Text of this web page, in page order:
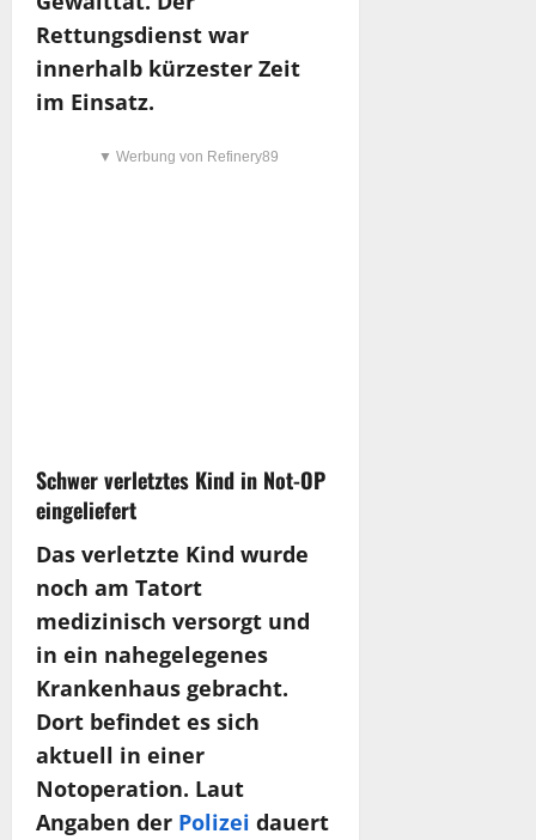
Rettungsdienst war
innerhalb kürzester Zeit
im Einsatz.
▼ Werbung von Refinery89
Schwer verletztes Kind in Not-OP
eingeliefert
Das verletzte Kind wurde
noch am Tatort
medizinisch versorgt und
in ein nahegelegenes
Krankenhaus gebracht.
Dort befindet es sich
aktuell in einer
Notoperation. Laut
Angaben der Polizei dauert